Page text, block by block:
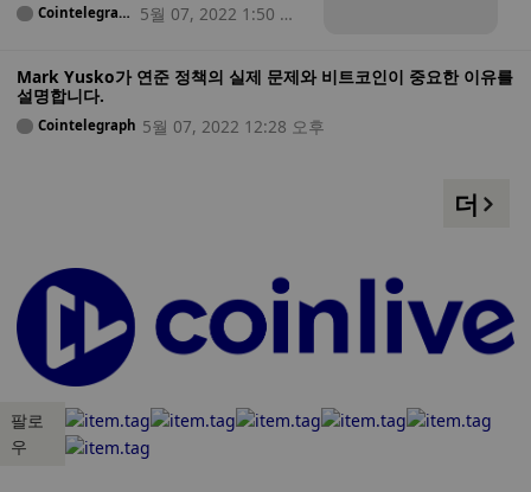
Cointelegrap
5월 07, 2022 1:50 오
Mark Yusko가 연준 정책의 실제 문제와 비트코인이 중요한 이유를
설명합니다.
Cointelegraph 5월 07, 2022 12:28 오후
더
팔로
우